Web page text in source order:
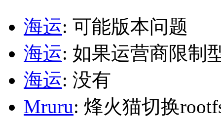
海运: 可能版本问题
海运: 如果运营商限制
海运: 没有
Mruru: 烽火猫切换